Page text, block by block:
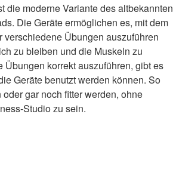
die moderne Variante des altbekannten
Die Geräte ermöglichen es, mit dem
verschiedene Übungen auszuführen
zu bleiben und die Muskeln zu
Übungen korrekt auszuführen, gibt es
Geräte benutzt werden können. So
gar noch fitter werden, ohne
Studio zu sein.